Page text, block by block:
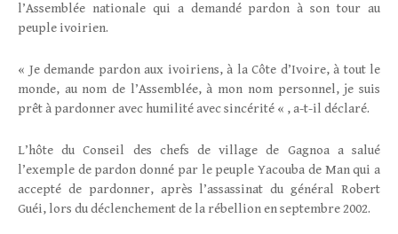
l’Assemblée nationale qui a demandé pardon à son tour au
peuple ivoirien.
« Je demande pardon aux ivoiriens, à la Côte d’Ivoire, à tout le
monde, au nom de l’Assemblée, à mon nom personnel, je suis
prêt à pardonner avec humilité avec sincérité « , a-t-il déclaré.
L’hôte du Conseil des chefs de village de Gagnoa a salué
l’exemple de pardon donné par le peuple Yacouba de Man qui a
accepté de pardonner, après l’assassinat du général Robert
Guéi, lors du déclenchement de la rébellion en septembre 2002.